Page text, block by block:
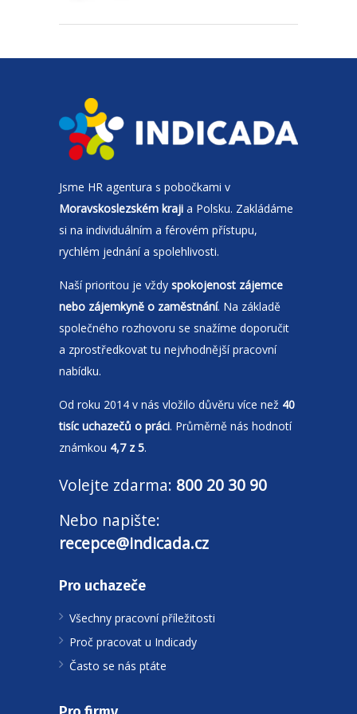
Jsme HR agentura s pobočkami v
Moravskoslezském kraji a Polsku. Zakládáme
si na individuálním a férovém přístupu,
rychlém jednání a spolehlivosti.
Naší prioritou je vždy spokojenost zájemce
nebo zájemkyně o zaměstnání. Na základě
společného rozhovoru se snažíme doporučit
a zprostředkovat tu nejvhodnější pracovní
nabídku.
Od roku 2014 v nás vložilo důvěru více než 40
tisíc uchazečů o práci. Průměrně nás hodnotí
známkou 4,7 z 5.
Volejte zdarma: 800 20 30 90
Nebo napište:
recepce@indicada.cz
Pro uchazeče
Všechny pracovní příležitosti
Proč pracovat u Indicady
Často se nás ptáte